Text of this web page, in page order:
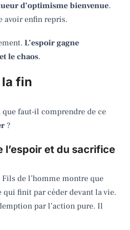
d’optimisme bienvenue.
avoir enfin repris.
L’espoir gagne
le chaos.
fin
que faut-il comprendre de ce
?
l’espoir et du sacrifice
de l’homme montre que
finit par céder devant la vie.
par l’action pure. Il